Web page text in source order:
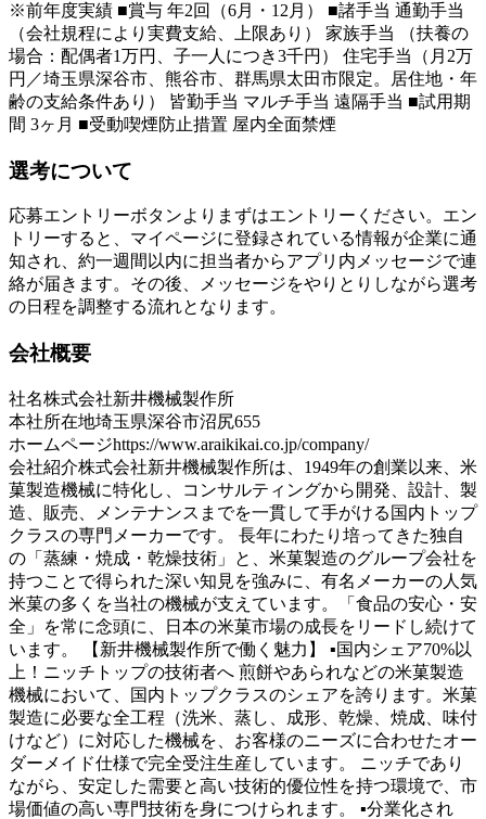
※前年度実績 ■賞与 年2回（6月・12月） ■諸手当 通勤手当
（会社規程により実費支給、上限あり） 家族手当 （扶養の
場合：配偶者1万円、子一人につき3千円） 住宅手当（月2万
円／埼玉県深谷市、熊谷市、群馬県太田市限定。居住地・年
齢の支給条件あり） 皆勤手当 マルチ手当 遠隔手当 ■試用期
間 3ヶ月 ■受動喫煙防止措置 屋内全面禁煙
選考について
応募エントリーボタンよりまずはエントリーください。エン
トリーすると、マイページに登録されている情報が企業に通
知され、約一週間以内に担当者からアプリ内メッセージで連
絡が届きます。その後、メッセージをやりとりしながら選考
の日程を調整する流れとなります。
会社概要
社名株式会社新井機械製作所
本社所在地埼玉県深谷市沼尻655
ホームページhttps://www.araikikai.co.jp/company/
会社紹介株式会社新井機械製作所は、1949年の創業以来、米
菓製造機械に特化し、コンサルティングから開発、設計、製
造、販売、メンテナンスまでを一貫して手がける国内トップ
クラスの専門メーカーです。 長年にわたり培ってきた独自
の「蒸練・焼成・乾燥技術」と、米菓製造のグループ会社を
持つことで得られた深い知見を強みに、有名メーカーの人気
米菓の多くを当社の機械が支えています。「食品の安心・安
全」を常に念頭に、日本の米菓市場の成長をリードし続けて
います。 【新井機械製作所で働く魅力】 ▪国内シェア70%以
上！ニッチトップの技術者へ 煎餅やあられなどの米菓製造
機械において、国内トップクラスのシェアを誇ります。米菓
製造に必要な全工程（洗米、蒸し、成形、乾燥、焼成、味付
けなど）に対応した機械を、お客様のニーズに合わせたオー
ダーメイド仕様で完全受注生産しています。 ニッチであり
ながら、安定した需要と高い技術的優位性を持つ環境で、市
場価値の高い専門技術を身につけられます。 ▪分業化され